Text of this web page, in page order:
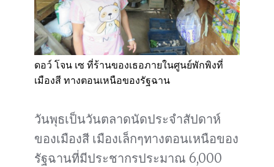
ดอว์ โจน เซ ที่ร้านของเธอภายในศูนย์พักพิงที่
เมืองสี ทางตอนเหนือของรัฐฉาน
วันพุธเป็นวันตลาดนัดประจำสัปดาห์
ของเมืองสี เมืองเล็กๆทางตอนเหนือของ
รัฐฉานที่มีประชากรประมาณ 6,000